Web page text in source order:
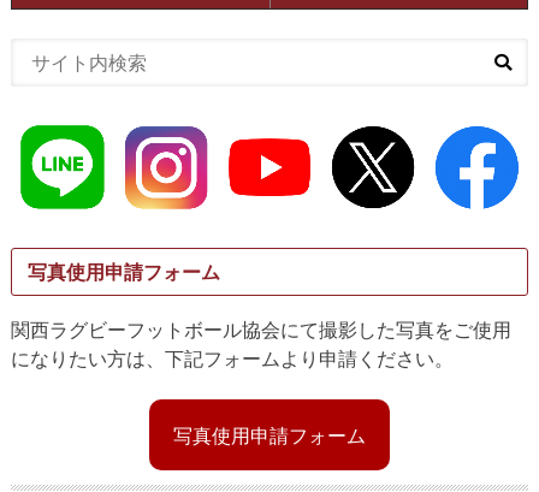
写真使用申請フォーム
関西ラグビーフットボール協会にて撮影した写真をご使用
になりたい方は、下記フォームより申請ください。
写真使用申請フォーム